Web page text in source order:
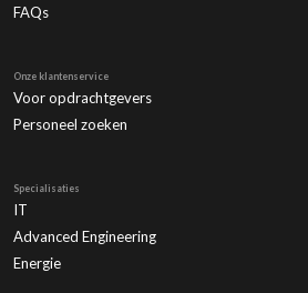
FAQs
Onze klantenservice
Voor opdrachtgevers
Personeel zoeken
Specialisaties
IT
Advanced Engineering
Energie